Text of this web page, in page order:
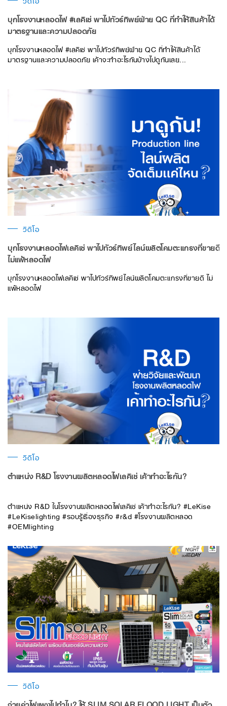
บุกโรงงานหลอดไฟ #เลคิเซ่ พาไปทัวร์ทิพย์ฝ่าย QC ที่ทำให้สินค้าได้
มาตรฐานและความปลอดภัย
บุกโรงงานหลอดไฟ #เลคิเซ่ พาไปทัวร์ทิพย์ฝ่าย QC ที่ทำให้สินค้าได้
มาตรฐานและความปลอดภัย เค้าจะทำอะไรกันบ้างไปดูกันเลย...
วิดีโอ
บุกโรงงานหลอดไฟเลคิเซ่ พาไปทัวร์ทิพย์ไลน์ผลิตโคมตะแกรงที่ขายดี
ไม่แพ้หลอดไฟ
บุกโรงงานหลอดไฟเลคิเซ่ พาไปทัวร์ทิพย์ไลน์ผลิตโคมตะแกรงที่ขายดี ไม่
แพ้หลอดไฟ
วิดีโอ
ตำแหน่ง R&D โรงงานผลิตหลอดไฟเลคิเซ่ เค้าทำอะไรกัน?
ตำแหน่ง R&D ในโรงงานผลิตหลอดไฟเลคิเซ่ เค้าทำอะไรกัน? #LeKise
#LeKiselighting #รอบรู้เรื่องธุรกิจ #r&d #โรงงานผลิตหลอด
#OEMlighting
วิดีโอ